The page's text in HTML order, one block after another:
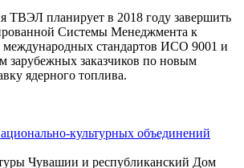
ТВЭЛ планирует в 2018 году завершить
Системы Менеджмента к
международных стандартов ИСО 9001 и
зарубежных заказчиков по новым
ядерного топлива.
культурных объединений
Чувашии и республиканский Дом